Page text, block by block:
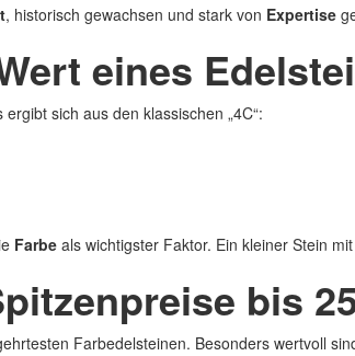
, historisch gewachsen und stark von Expertise
eines
sich aus den klassischen „4C“:
Farbe als wichtigster Faktor. Ein kleiner Stein
bis
Farbedelsteinen. Besonders wertvoll